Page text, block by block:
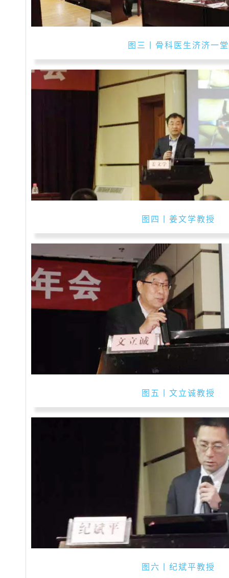
图三丨骨科医生济济一堂
图四丨姜文学教授
图五丨文立诚教授
图六丨纪斌平教授